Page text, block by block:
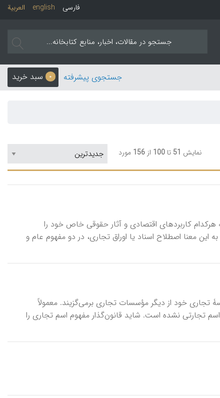
العربیة english فارسی
0 سبد خرید جستجوی پیشرفته
نمایش 51 تا 100 از 156 مورد
هرکدام کاربردهای اقتصادی و آثار حقوقی خاص خود را
این معنا اصطلاح اسناد یا اوراق تجاری، در دو مفهوم عام و
تجاری خود از دیگر مؤسسات تجاری برمی‌گزیند. معمولاً
تجارتی نشده است. شاید قانون‌گذار مفهوم اسم تجاری را